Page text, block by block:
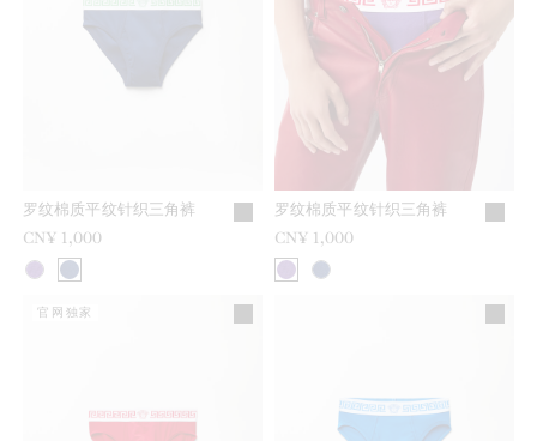
罗纹棉质平纹针织三角裤
CN¥ 1,000
罗纹棉质平纹针织三角裤
CN¥ 1,000
官网独家